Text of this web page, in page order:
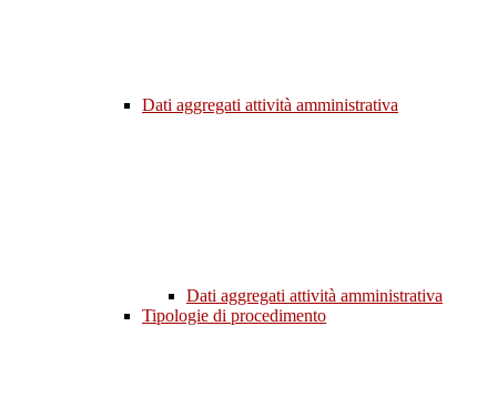
Dati aggregati attività amministrativa
Dati aggregati attività amministrativa
Tipologie di procedimento